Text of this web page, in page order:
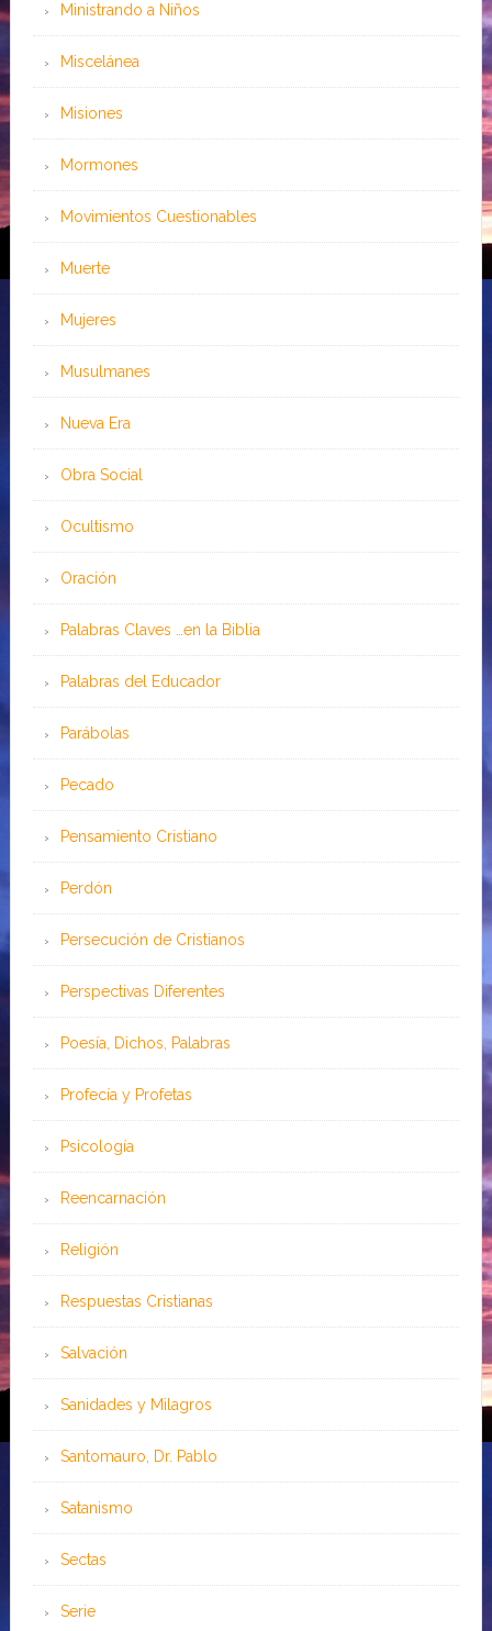
Ministrando a Niños
Miscelánea
Misiones
Mormones
Movimientos Cuestionables
Muerte
Mujeres
Musulmanes
Nueva Era
Obra Social
Ocultismo
Oración
Palabras Claves …en la Biblia
Palabras del Educador
Parábolas
Pecado
Pensamiento Cristiano
Perdón
Persecución de Cristianos
Perspectivas Diferentes
Poesía, Dichos, Palabras
Profecía y Profetas
Psicología
Reencarnación
Religión
Respuestas Cristianas
Salvación
Sanidades y Milagros
Santomauro, Dr. Pablo
Satanismo
Sectas
Serie